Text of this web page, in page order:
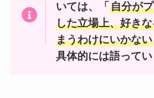
いては、「自分が
した立場上、好き
まうわけにいかない
具体的には語ってい